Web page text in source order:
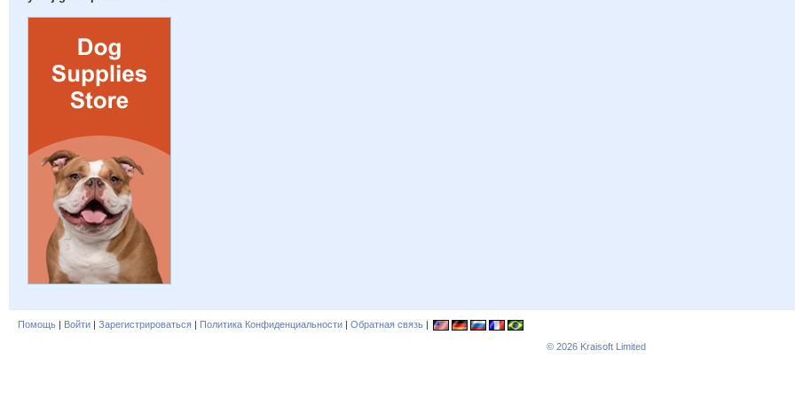
Помощь | Войти | Зарегистрироваться | Политика Конфиденциальности | Обратная связь |
© 2026 Kraisoft Limited